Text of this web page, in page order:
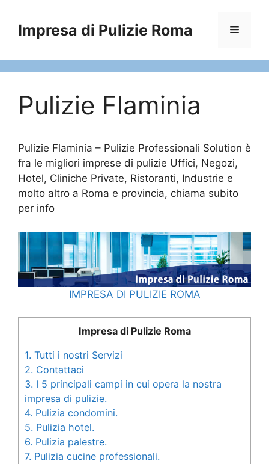
contenuto
Impresa di Pulizie Roma Menu
Pulizie Flaminia
Pulizie Flaminia – Pulizie Professionali Solution è
fra le migliori imprese di pulizie Uffici, Negozi,
Hotel, Cliniche Private, Ristoranti, Industrie e
molto altro a Roma e provincia, chiama subito
per info
IMPRESA DI PULIZIE ROMA
Impresa di Pulizie Roma
1. Tutti i nostri Servizi
2. Contattaci
3. I 5 principali campi in cui opera la nostra
impresa di pulizie.
4. Pulizia condomini.
5. Pulizia hotel.
6. Pulizia palestre.
7. Pulizia cucine professionali.